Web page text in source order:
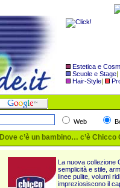
Estetica e
Scuole e Stage|
Hair-Style|
Web
Dove c’è un bambino… c’è
La nuova collezione
semplicità e stile,
linee pulite, volumi
impreziosiscono il